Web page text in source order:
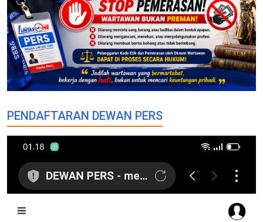
PENDAFTARAN DEWAN PERS